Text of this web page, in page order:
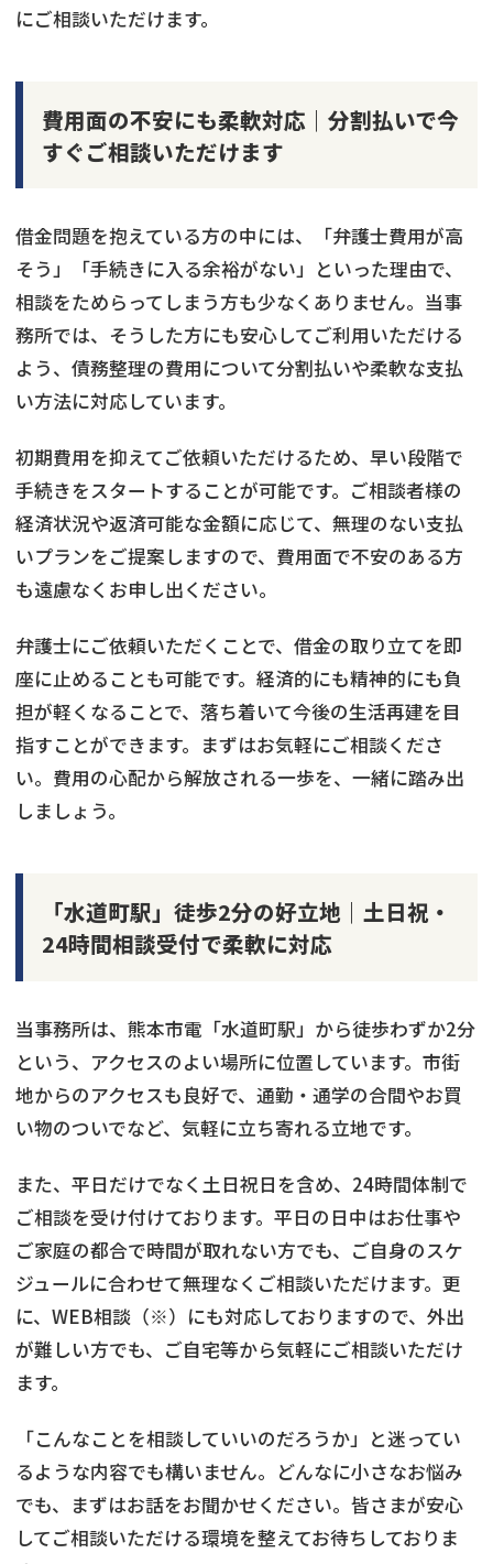
にご相談いただけます。
費用面の不安にも柔軟対応｜分割払いで今
すぐご相談いただけます
借金問題を抱えている方の中には、「弁護士費用が高
そう」「手続きに入る余裕がない」といった理由で、
相談をためらってしまう方も少なくありません。当事
務所では、そうした方にも安心してご利用いただける
よう、債務整理の費用について分割払いや柔軟な支払
い方法に対応しています。
初期費用を抑えてご依頼いただけるため、早い段階で
手続きをスタートすることが可能です。ご相談者様の
経済状況や返済可能な金額に応じて、無理のない支払
いプランをご提案しますので、費用面で不安のある方
も遠慮なくお申し出ください。
弁護士にご依頼いただくことで、借金の取り立てを即
座に止めることも可能です。経済的にも精神的にも負
担が軽くなることで、落ち着いて今後の生活再建を目
指すことができます。まずはお気軽にご相談くださ
い。費用の心配から解放される一歩を、一緒に踏み出
しましょう。
「水道町駅」徒歩2分の好立地｜土日祝・
24時間相談受付で柔軟に対応
当事務所は、熊本市電「水道町駅」から徒歩わずか2分
という、アクセスのよい場所に位置しています。市街
地からのアクセスも良好で、通勤・通学の合間やお買
い物のついでなど、気軽に立ち寄れる立地です。
また、平日だけでなく土日祝日を含め、24時間体制で
ご相談を受け付けております。平日の日中はお仕事や
ご家庭の都合で時間が取れない方でも、ご自身のスケ
ジュールに合わせて無理なくご相談いただけます。更
に、WEB相談（※）にも対応しておりますので、外出
が難しい方でも、ご自宅等から気軽にご相談いただけ
ます。
「こんなことを相談していいのだろうか」と迷ってい
るような内容でも構いません。どんなに小さなお悩み
でも、まずはお話をお聞かせください。皆さまが安心
してご相談いただける環境を整えてお待ちしておりま